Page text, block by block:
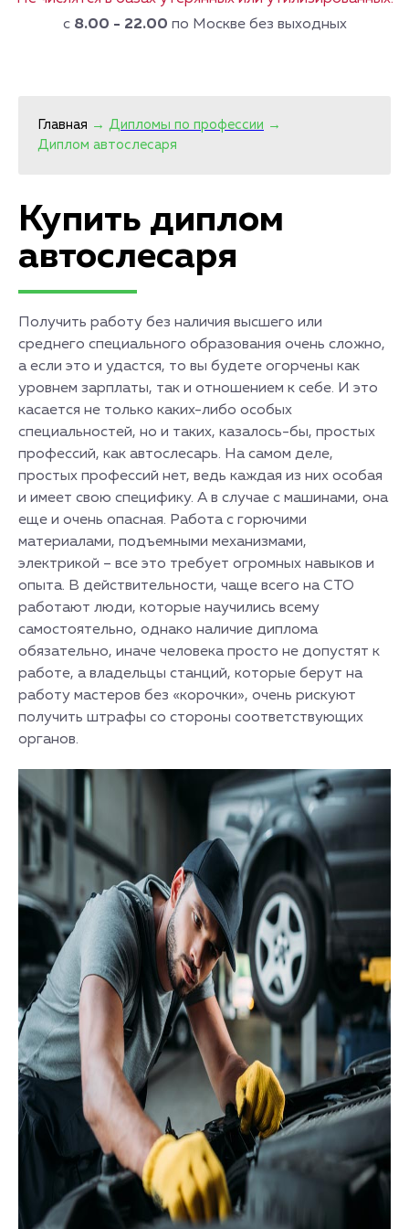
с 8.00 - 22.00 по Москве без выходных
Главная → Дипломы по профессии →
Диплом автослесаря
Купить диплом
автослесаря
Получить работу без наличия высшего или
среднего специального образования очень сложно,
а если это и удастся, то вы будете огорчены как
уровнем зарплаты, так и отношением к себе. И это
касается не только каких-либо особых
специальностей, но и таких, казалось-бы, простых
профессий, как автослесарь. На самом деле,
простых профессий нет, ведь каждая из них особая
и имеет свою специфику. А в случае с машинами, она
еще и очень опасная. Работа с горючими
материалами, подъемными механизмами,
электрикой – все это требует огромных навыков и
опыта. В действительности, чаще всего на СТО
работают люди, которые научились всему
самостоятельно, однако наличие диплома
обязательно, иначе человека просто не допустят к
работе, а владельцы станций, которые берут на
работу мастеров без «корочки», очень рискуют
получить штрафы со стороны соответствующих
органов.